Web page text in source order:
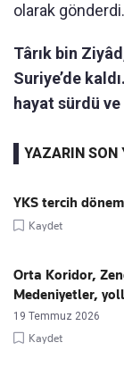
olarak gönderdi.
Târık bin
Suriye’de
hayat sürdü
YAZARIN SON
YKS tercih
Kaydet
Orta Koridor,
Medeniyetler,
19 Temmuz 2026
Kaydet